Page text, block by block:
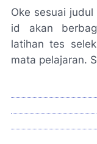
Oke sesuai
id akan
latihan tes
mata pelajaran.